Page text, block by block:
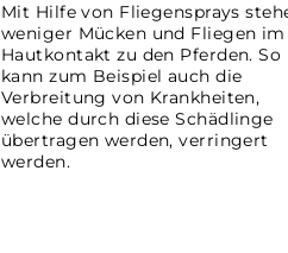
Mit Hilfe von Fliegensprays
weniger Mücken und Fliegen im
Hautkontakt zu den Pferden. So
kann zum Beispiel auch die
Verbreitung von Krankheiten,
welche durch diese Schädlinge
übertragen werden, verringert
werden.